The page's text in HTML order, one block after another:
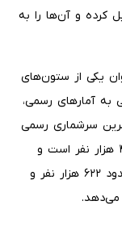
کرده و آن‌ها را به
یکی از ستون‌های
آمارهای رسمی،
سرشماری رسمی
مرکز آمار ایران، جمعیت شهر قزوین بیش از ۴۰۰ هزار نفر است و
برآوردهای بعدی، جمعیت شهرستان قزوین را حدود ۶۲۲ هزار نفر و